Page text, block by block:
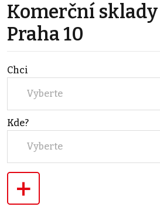
Komerční
Praha 10
Chci
Vyberte
Kde?
Vyberte
+